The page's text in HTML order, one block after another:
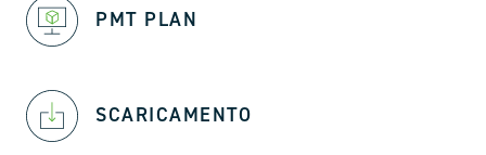
PMT PLAN
SCARICAMENTO